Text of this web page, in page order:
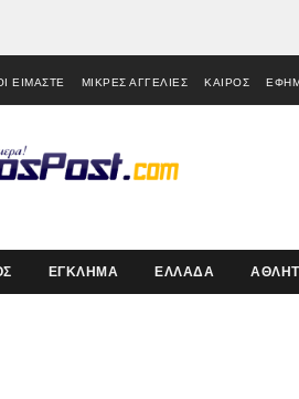
ΕΙΜΑΣΤΕ ΜΙΚΡΕΣ ΑΓΓΕΛΙΕΣ ΚΑΙΡΟΣ
ΕΓΚΛΗΜΑ ΕΛΛΑΔΑ